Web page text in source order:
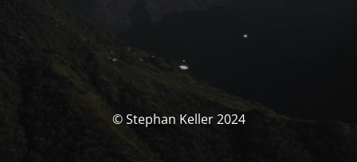
© Stephan Keller 2024